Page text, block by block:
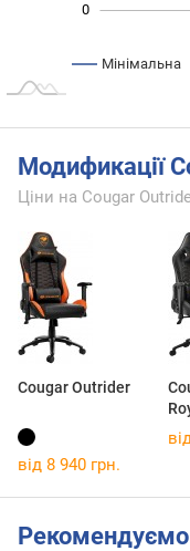
0
Мінімальна
Модификації
Ціни на Cougar
Cougar Outrider
від 8 940 грн.
Рекомендуємо